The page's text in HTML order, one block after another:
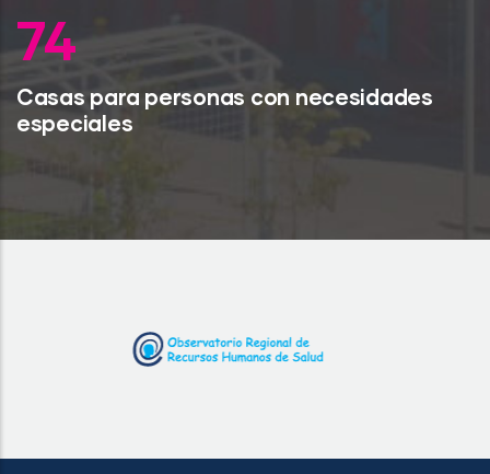
96
Casas para personas con necesidades
especiales